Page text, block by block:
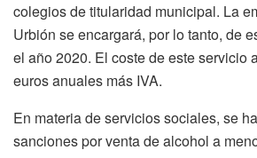
colegios de titularidad municipal. La
Urbión se encargará, por lo tanto, de
el año 2020. El coste de este servicio
euros anuales más IVA.
En materia de servicios sociales, se
sanciones por venta de alcohol a